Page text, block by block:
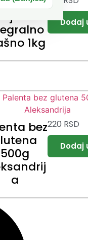
Heljdino
1kg
bez
500g
a
220 RSD